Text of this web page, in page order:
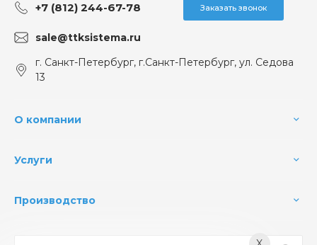
+7 (812) 244-67-78 Заказать звонок
sale@ttksistema.ru
г. Санкт-Петербург, г.Санкт-Петербург, ул. Седова
13
О компании
Услуги
Производство